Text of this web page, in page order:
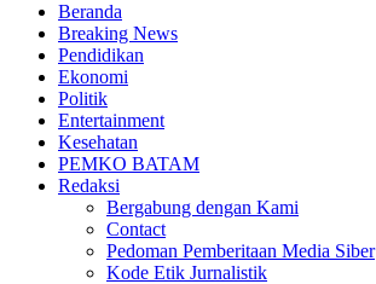
Beranda
Breaking News
Pendidikan
Ekonomi
Politik
Entertainment
Kesehatan
PEMKO BATAM
Redaksi
Bergabung dengan Kami
Contact
Pedoman Pemberitaan Media Siber
Kode Etik Jurnalistik